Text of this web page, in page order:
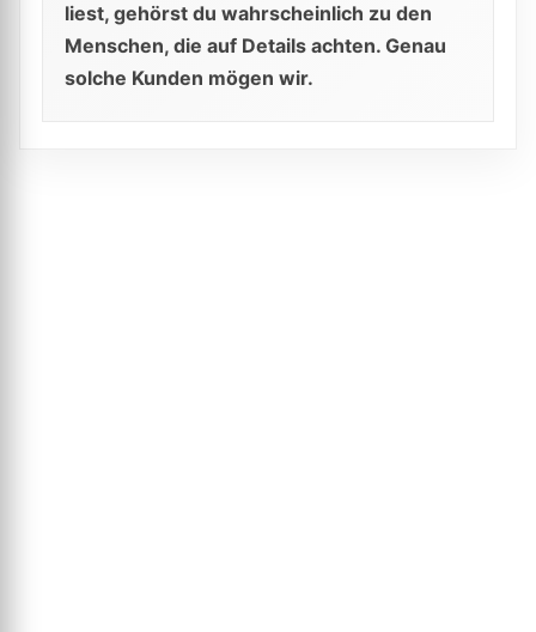
liest, gehörst du wahrscheinlich zu den
Menschen, die auf Details achten. Genau
solche Kunden mögen wir.